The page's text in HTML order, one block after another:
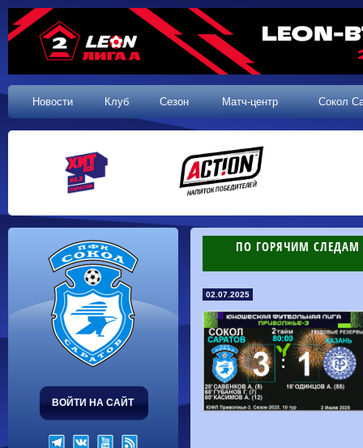
Новости Клуб Сезон Матч-центр Сокол
ВОЙТИ НА САЙТ
ПО ГОРЯЧИМ
02.07.2025